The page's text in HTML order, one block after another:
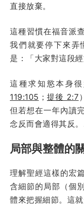
直接放棄。
這種習慣在福音派
我們就要停下來弄
是：「大家對這段
這種求知慾本身
119:105 ； 提後 2:7
但若想在一年內讀
念反而會適得其反
局部與整體的
理解聖經這樣的宏
含細節的局部（個
體來把握細節。這